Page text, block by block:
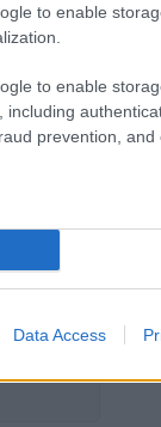
to enable
to enable
including
prevention, and
Data Access
και την
των
κι αυτό
τα προσβλητικά